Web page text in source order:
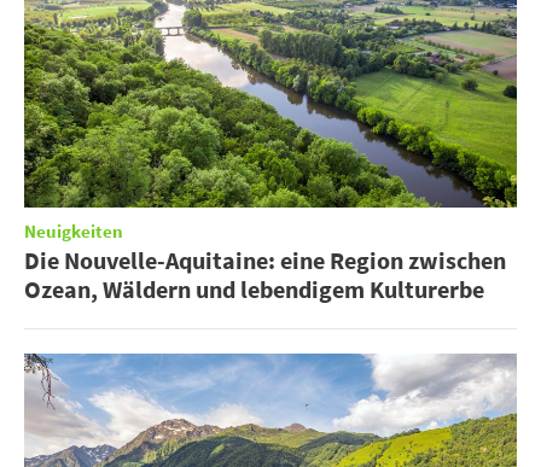
Neuigkeiten
Die Nouvelle-Aquitaine: eine Region zwischen
Ozean, Wäldern und lebendigem Kulturerbe